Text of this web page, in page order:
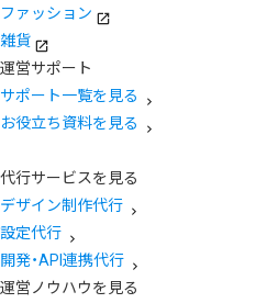
ファッション
雑貨
運営サポート
サポート一覧を見る
お役立ち資料を見る
代行サービスを見る
デザイン制作代行
設定代行
開発・API連携代行
運営ノウハウを見る